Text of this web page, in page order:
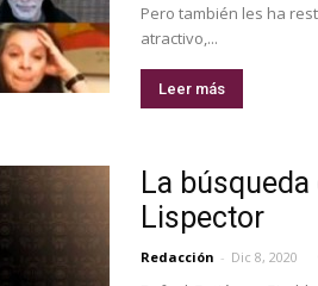
Pero también les ha
atractivo,...
Leer más
La
Lispector
Redacción - Dic 8, 2020